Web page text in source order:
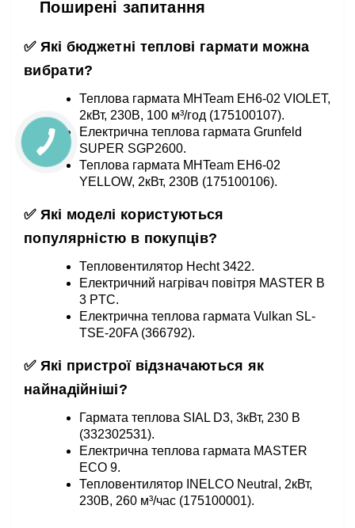
Поширені запитання
✅ Які бюджетні теплові гармати можна
вибрати?
Теплова гармата MHTeam EH6-02 VIOLET,
2кВт, 230В, 100 м³/год (175100107).
Електрична теплова гармата Grunfeld
SUPER SGP2600.
Теплова гармата MHTeam EH6-02
YELLOW, 2кВт, 230В (175100106).
✅ Які моделі користуються
популярністю в покупців?
Тепловентилятор Hecht 3422.
Електричний нагрівач повітря MASTER B
3 PTC.
Електрична теплова гармата Vulkan SL-
TSE-20FA (366792).
✅ Які пристрої відзначаються як
найнадійніші?
Гармата теплова SIAL D3, 3кВт, 230 В
(332302531).
Електрична теплова гармата MASTER
ECO 9.
Тепловентилятор INELCO Neutral, 2кВт,
230В, 260 м³/час (175100001).